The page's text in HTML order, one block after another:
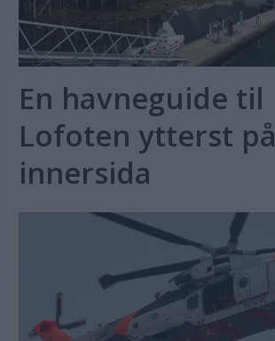
En havneguide til
Lofoten ytterst på
innersida